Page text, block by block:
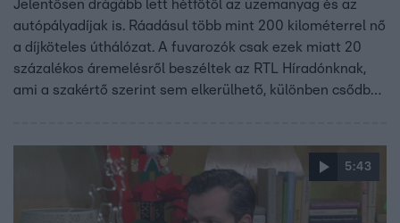
Jelentősen drágább lett hétfőtől az üzemanyag és az
autópályadíjak is. Ráadásul több mint 200 kilométerrel nő
a díjköteles úthálózat. A fuvarozók csak ezek miatt 20
százalékos áremelésről beszéltek az RTL Híradónknak,
ami a szakértő szerint sem elkerülhető, különben csődbe
5:43